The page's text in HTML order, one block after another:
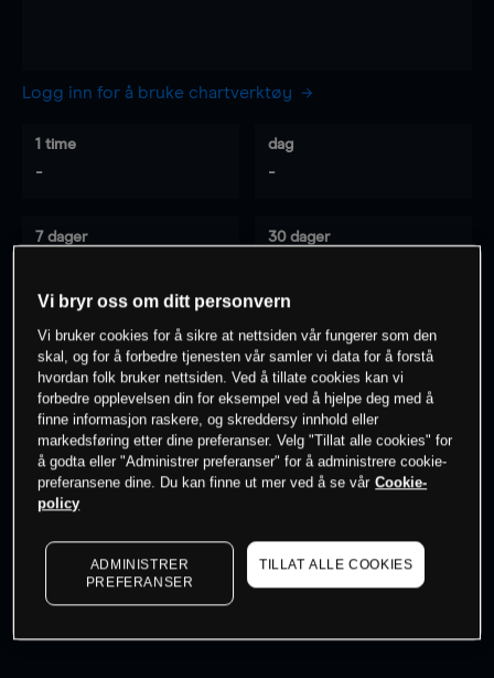
Logg inn for å bruke chartverktøy
1 time
-
dag
-
7 dager 30 dager
0% av kunder erpå dette instrumentet
Søk om konto
Kursene er veiledende.
Vi bryr oss om ditt personvern
Vi bruker cookies for å sikre at nettsiden vår fungerer som den
skal, og for å forbedre tjenesten vår samler vi data for å forstå
hvordan folk bruker nettsiden. Ved å tillate cookies kan vi
forbedre opplevelsen din for eksempel ved å hjelpe deg med å
finne informasjon raskere, og skreddersy innhold eller
markedsføring etter dine preferanser. Velg "Tillat alle cookies" for
å godta eller "Administrer preferanser" for å administrere cookie-
preferansene dine. Du kan finne ut mer ved å se vår Cookie-
policy
ADMINISTRER
PREFERANSER
TILLAT ALLE COOKIES